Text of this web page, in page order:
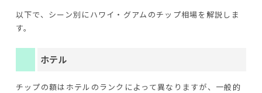
以下で、シーン別にハワイ・グアムのチップ相場を解説しま
す。
ホテル
チップの額はホテルのランクによって異なりますが、一般的